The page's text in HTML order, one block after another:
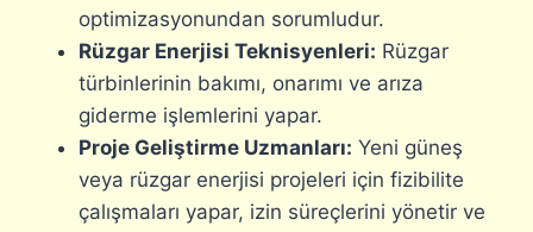
optimizasyonundan sorumludur.
Rüzgar Enerjisi Teknisyenleri: Rüzgar
türbinlerinin bakımı, onarımı ve arıza
giderme işlemlerini yapar.
Proje Geliştirme Uzmanları: Yeni güneş
veya rüzgar enerjisi projeleri için fizibilite
çalışmaları yapar, izin süreçlerini yönetir ve